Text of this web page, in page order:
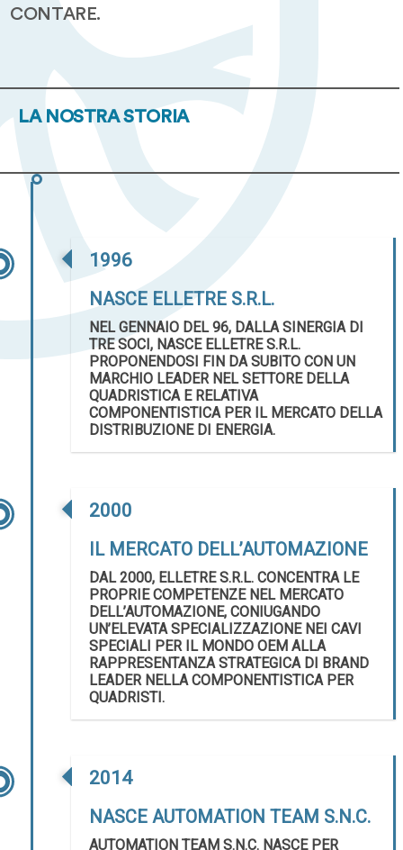
CONTARE.
LA NOSTRA STORIA
NASCE ELLETRE S.R.L.
1996
NEL GENNAIO DEL 96, DALLA SINERGIA DI
TRE SOCI, NASCE ELLETRE S.R.L.
PROPONENDOSI FIN DA SUBITO CON UN
MARCHIO LEADER NEL SETTORE DELLA
QUADRISTICA E RELATIVA
COMPONENTISTICA PER IL MERCATO DELLA
DISTRIBUZIONE DI ENERGIA.
IL MERCATO DELL’AUTOMAZIONE
2000
DAL 2000, ELLETRE S.R.L. CONCENTRA LE
PROPRIE COMPETENZE NEL MERCATO
DELL’AUTOMAZIONE, CONIUGANDO
UN’ELEVATA SPECIALIZZAZIONE NEI CAVI
SPECIALI PER IL MONDO OEM ALLA
RAPPRESENTANZA STRATEGICA DI BRAND
LEADER NELLA COMPONENTISTICA PER
QUADRISTI.
NASCE AUTOMATION TEAM S.N.C.
2014
AUTOMATION TEAM S.N.C. NASCE PER